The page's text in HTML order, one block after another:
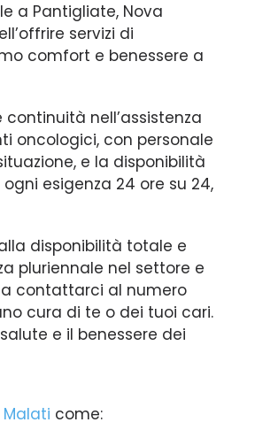
a Pantigliate, Nova
servizi di
comfort e benessere a
nell’assistenza
oncologici, con personale
e la disponibilità
esigenza 24 ore su 24,
disponibilità totale e
pluriennale nel settore e
contattarci al numero
cura di te o dei tuoi cari.
e il benessere dei
come: